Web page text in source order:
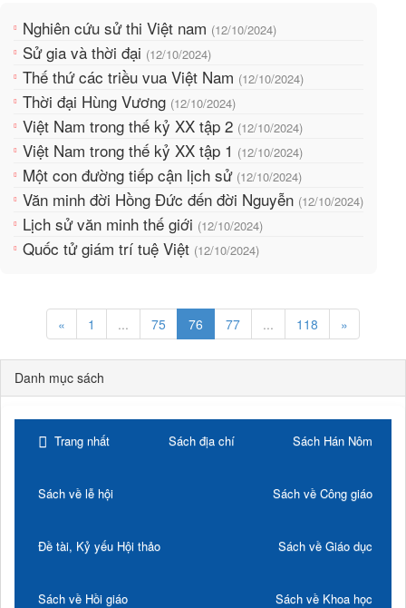
Nghiên cứu sử thi Việt nam (12/10/2024)
Sử gia và thời đại (12/10/2024)
Thế thứ các triều vua Việt Nam (12/10/2024)
Thời đại Hùng Vương (12/10/2024)
Việt Nam trong thế kỷ XX tập 2 (12/10/2024)
Việt Nam trong thế kỷ XX tập 1 (12/10/2024)
Một con đường tiếp cận lịch sử (12/10/2024)
Văn minh đời Hồng Đức đến đời Nguyễn (12/10/2024)
Lịch sử văn minh thế giới (12/10/2024)
Quốc tử giám trí tuệ Việt (12/10/2024)
« 1 ... 75 76 77 ... 118 »
Danh mục sách
Trang nhất Sách địa chí Sách Hán Nôm
Sách về lễ hội Sách về Công giáo
Đề tài, Kỷ yếu Hội thảo Sách về Giáo dục
Sách về Hồi giáo Sách về Khoa học